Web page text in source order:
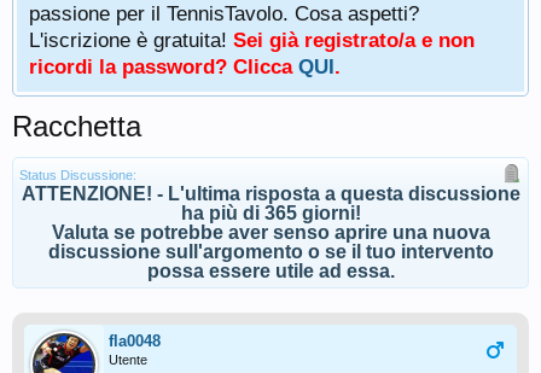
passione per il TennisTavolo. Cosa aspetti?
L'iscrizione è gratuita! Sei già registrato/a e non
ricordi la password? Clicca QUI.
Racchetta
Status Discussione:
ATTENZIONE! - L'ultima risposta a questa discussione
ha più di 365 giorni!
Valuta se potrebbe aver senso aprire una nuova
discussione sull'argomento o se il tuo intervento
possa essere utile ad essa.
fla0048
Utente